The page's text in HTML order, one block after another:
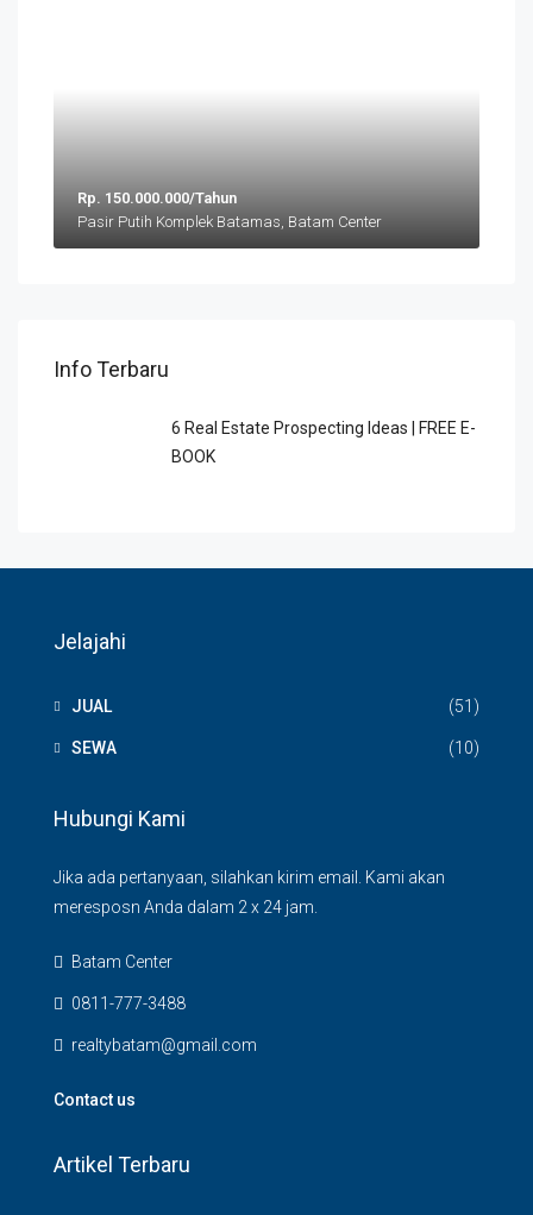
Rp. 150.000.000/Tahun
Pasir Putih Komplek Batamas, Batam Center
Info Terbaru
6 Rеаl Eѕtаtе Prоѕресtіng Idеаѕ | FREE E-
BOOK
Jelajahi
JUAL (51)
SEWA (10)
Hubungi Kami
Jika ada pertanyaan, silahkan kirim email. Kami akan
meresposn Anda dalam 2 x 24 jam.
Batam Center
0811-777-3488
realtybatam@gmail.com
Contact us
Artikel Terbaru